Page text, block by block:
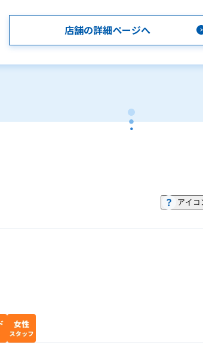
おそうじしても汚れがなかなか落ちない。 ・
れは気になるけど、おそうじの仕方がわから
になることはあるかと思います。私も以前はそ
うでした。 油汚れをおそうじした時に一日
年の汚れはなかなか落ちないものですね。
様の様々なおそうじのお悩み解決のお手伝い
したいと思っています。例えばエアコンの中
お客様から、店舗やオフィス、商業施設などの
店舗の詳細ページへ
アイコ